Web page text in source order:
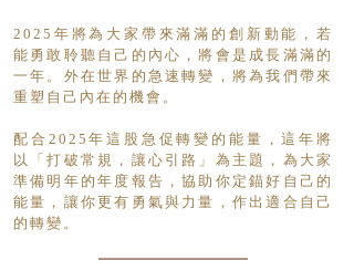
2025年將為大家帶來滿滿的創新動能，若
能勇敢聆聽自己的內心，將會是成長滿滿的
一年。 外在世界的急速轉變，將為我們帶來
重塑自己內在的機會。
配合2025年這股急促轉變的能量，這年將
以「打破常規，讓心引路」為主題，為大家
準備明年的年度報告，協助你定錨好自己的
能量，讓你更有勇氣與力量，作出適合自己
的轉變。